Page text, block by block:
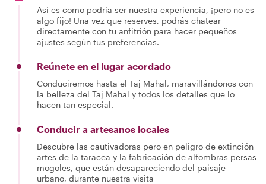
Así es como podría ser nuestra experiencia, ¡pero no es
algo fijo! Una vez que reserves, podrás chatear
directamente con tu anfitrión para hacer pequeños
ajustes según tus preferencias.
Reúnete en el lugar acordado
Conduciremos hasta el Taj Mahal, maravillándonos con
la belleza del Taj Mahal y todos los detalles que lo
hacen tan especial.
Conducir a artesanos locales
Descubre las cautivadoras pero en peligro de extinción
artes de la taracea y la fabricación de alfombras persas
mogoles, que están desapareciendo del paisaje
urbano, durante nuestra visita